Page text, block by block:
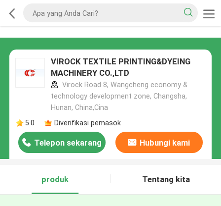
VIROCK TEXTILE PRINTING&DYEING
MACHINERY CO.,LTD
Virock Road 8, Wangcheng economy &
technology development zone, Changsha,
Hunan, China,Cina
5.0
Diverifikasi pemasok
Telepon sekarang Hubungi kami
produk Tentang kita